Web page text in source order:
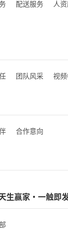
配送服务 人
团队风采 视
合作意向
生赢家·一触即